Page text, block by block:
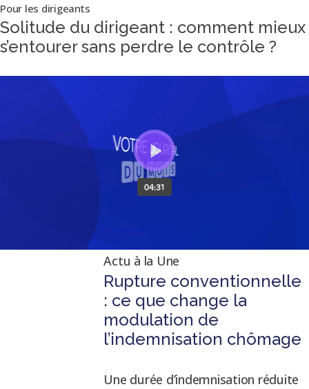
Pour les dirigeants
Solitude du dirigeant : comment mieux
s’entourer sans perdre le contrôle ?
Actu à la Une
Rupture conventionnelle
: ce que change la
modulation de
l’indemnisation chômage
Une durée d’indemnisation réduite